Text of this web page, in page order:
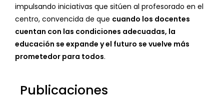
impulsando iniciativas que sitúen al profesorado en el
centro, convencida de que cuando los docentes
cuentan con las condiciones adecuadas, la
educación se expande y el futuro se vuelve más
prometedor para todos.
Publicaciones